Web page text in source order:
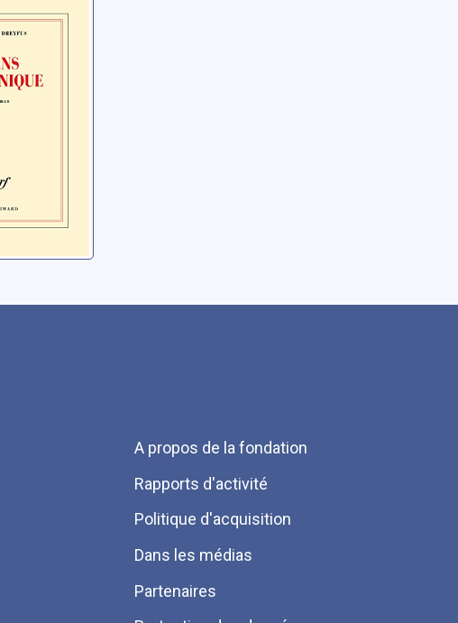
Menu
Pied
de
page
A propos de la fondation
Rapports d'activité
Politique d'acquisition
Dans les médias
Partenaires